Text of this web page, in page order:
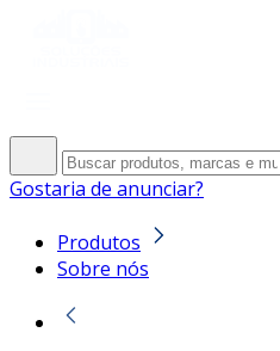
Gostaria de anunciar?
Produtos
Sobre nós